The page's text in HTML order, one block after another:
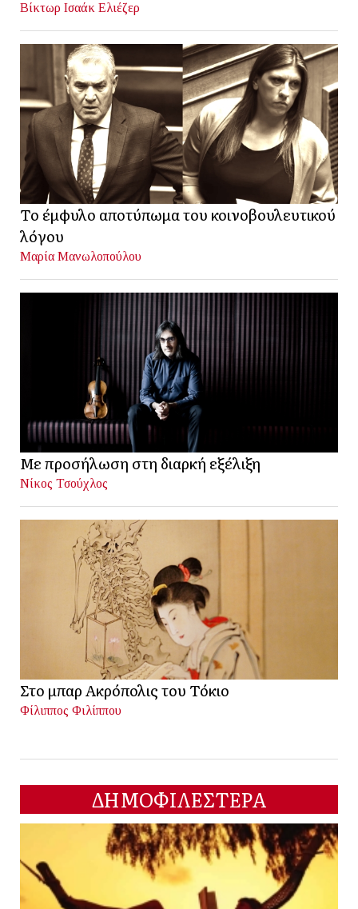
Βίκτωρ Ισαάκ Ελιέζερ
Το έμφυλο αποτύπωμα του κοινοβουλευτικού
λόγου
Μαρία Μανωλοπούλου
Με προσήλωση στη διαρκή εξέλιξη
Νίκος Τσούχλος
Στο μπαρ Ακρόπολις του Τόκιο
Φίλιππος Φιλίππου
ΔΗΜΟΦΙΛΕΣΤΕΡΑ